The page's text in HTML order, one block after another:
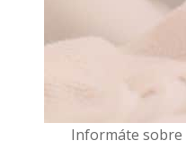
Informáte sobre